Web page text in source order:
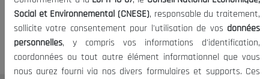
excuser, mais l'accès à ce
contenu est restreint.
Social et Environnemental (CNESE), responsable du traitement,
sollicite votre consentement pour l'utilisation de vos données
personnelles, y compris vos informations d'identification,
coordonnées ou tout autre élément informationnel que vous
nous aurez fourni via nos divers formulaires et supports. Ces